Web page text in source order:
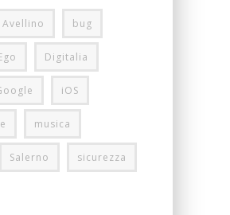
Avellino bug
Digitalia
iOS
musica
Salerno sicurezza